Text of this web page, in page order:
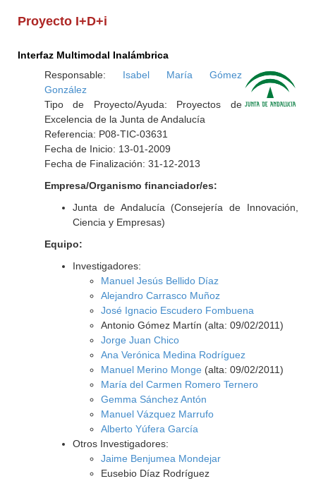
Proyecto I+D+i
Interfaz Multimodal Inalámbrica
Responsable: Isabel María Gómez
González
Tipo de Proyecto/Ayuda: Proyectos de
Excelencia de la Junta de Andalucía
Referencia: P08-TIC-03631
Fecha de Inicio: 13-01-2009
Fecha de Finalización: 31-12-2013
Empresa/Organismo financiador/es:
Junta de Andalucía (Consejería de Innovación,
Ciencia y Empresas)
Equipo:
Investigadores:
Manuel Jesús Bellido Díaz
Alejandro Carrasco Muñoz
José Ignacio Escudero Fombuena
Antonio Gómez Martín (alta: 09/02/2011)
Jorge Juan Chico
Ana Verónica Medina Rodríguez
Manuel Merino Monge (alta: 09/02/2011)
María del Carmen Romero Ternero
Gemma Sánchez Antón
Manuel Vázquez Marrufo
Alberto Yúfera García
Otros Investigadores:
Jaime Benjumea Mondejar
Eusebio Díaz Rodríguez